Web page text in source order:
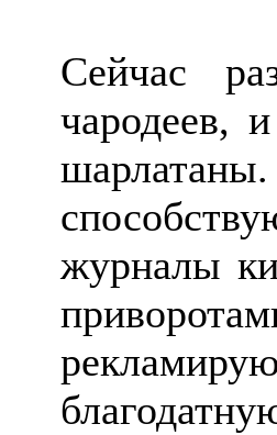
Сейчас
чародеев,
журналы